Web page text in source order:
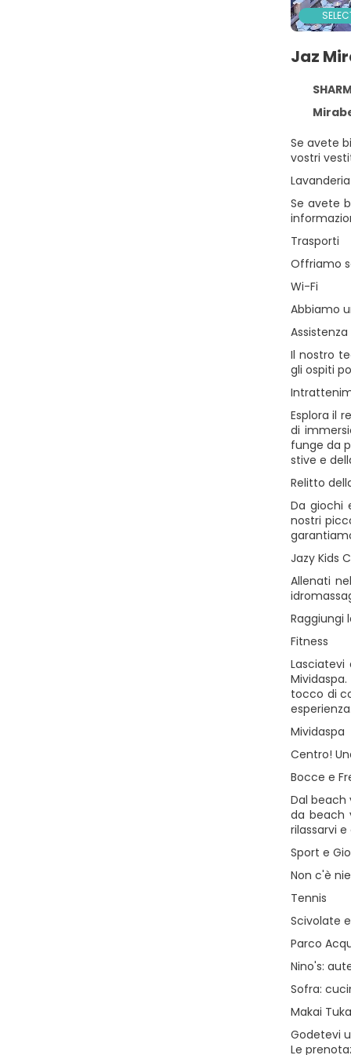
Jaz
Mirabel
Godetevi
Le
Makai
Sofra:
Nino's:
Parco
Scivolate
Tennis
Non c'è
Sport e
Dal beach
da beach
rilassarvi
Bocce e
Centro!
Mividaspa
tocco di
Fitness
Raggiungi
Allenati
Jazy Kids
Da giochi
nostri
Relitto
Esplora il
di
funge da
stive e
Il nostro
gli ospiti
Abbiamo
Wi-Fi
Offriamo
Trasporti
Se avete
Lavanderia
Se avete
vostri